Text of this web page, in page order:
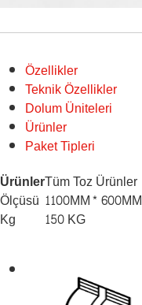
Özellikler
Teknik Özellikler
Dolum Üniteleri
Ürünler
Paket Tipleri
ÜrünlerTüm Toz Ürünler
Ölçüsü 1100MM*
Kg
150 KG